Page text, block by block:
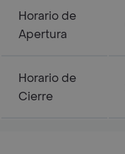
Horario de
Apertura
Horario de
Cierre